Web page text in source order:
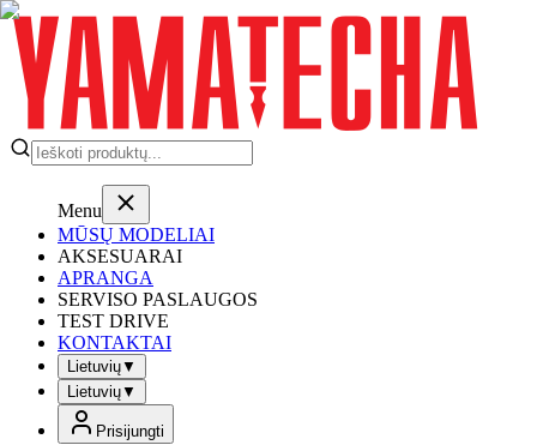
Menu
MŪSŲ MODELIAI
AKSESUARAI
APRANGA
SERVISO PASLAUGOS
TEST DRIVE
KONTAKTAI
Lietuvių▼
Lietuvių▼
Prisijungti